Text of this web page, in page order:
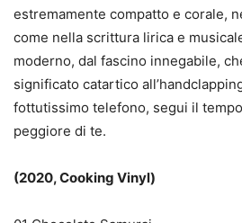
estremamente compatto e corale,
come nella scrittura lirica e
moderno, dal fascino innegabile,
significato catartico
fottutissimo telefono, segui il
peggiore di te.
(2020, Cooking Vinyl)